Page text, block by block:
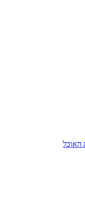
האוכל